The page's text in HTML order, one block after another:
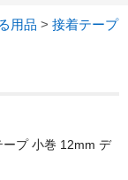
用品 > 接着テープ
プ 小巻 12mm デ